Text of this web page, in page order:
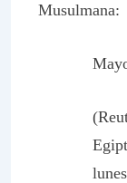
Musulmana: